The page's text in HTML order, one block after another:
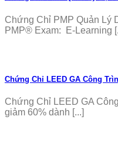
Chứng Chỉ PMP Quản Lý
PMP® Exam: E-Learning
Chứng Chỉ LEED GA Công
Chứng Chỉ LEED GA
giảm 60% dành [...]